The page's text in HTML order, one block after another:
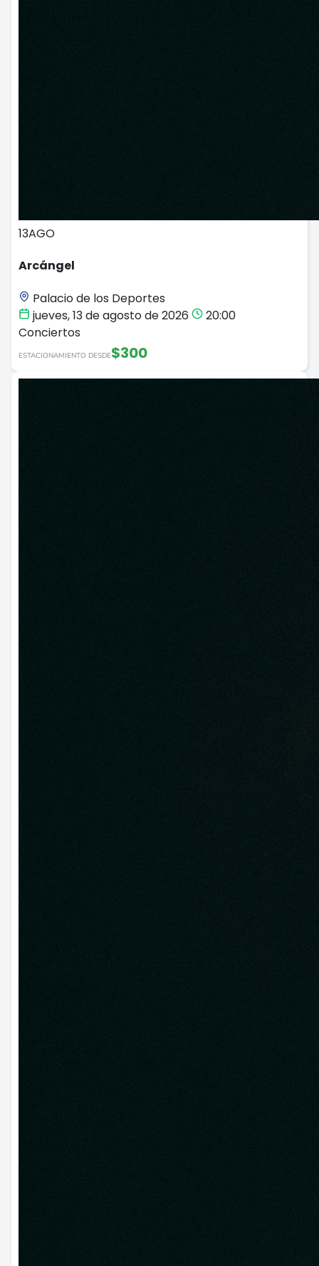
13AGO
Arcángel
Palacio de los Deportes
jueves, 13 de agosto de 2026
20:00
Conciertos
ESTACIONAMIENTO DESDE$300